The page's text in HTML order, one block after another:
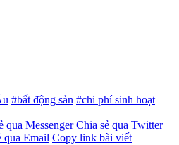
#bất động sản #chi phí sinh hoạt
qua Messenger Chia sẻ qua Twitter
qua Email Copy link bài viết